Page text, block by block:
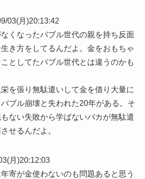
03(月)20:13:42
くなったバブル世代の親を持ち反面
き方をしてるんだよ。金をおもちゃ
としてたバブル世代とは違うのかも
を張り無駄遣いして金を借り大量に
ブル崩壊と失われた20年がある。そ
ない失敗から学ばないバカが無駄遣
せるんだよ。
月)20:12:03
寄が金使わないのも問題あると思う